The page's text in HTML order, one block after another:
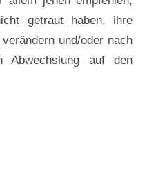
getraut haben, ihre
und/oder nach
Abwechslung auf den